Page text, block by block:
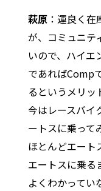
萩原 ：運良く
が、コミュニテ
いので、ハイエ
であればComp
るというメリッ
今はレースバイ
ートスに乗って
ほとんどエート
エートスに乗る
よくわかってい